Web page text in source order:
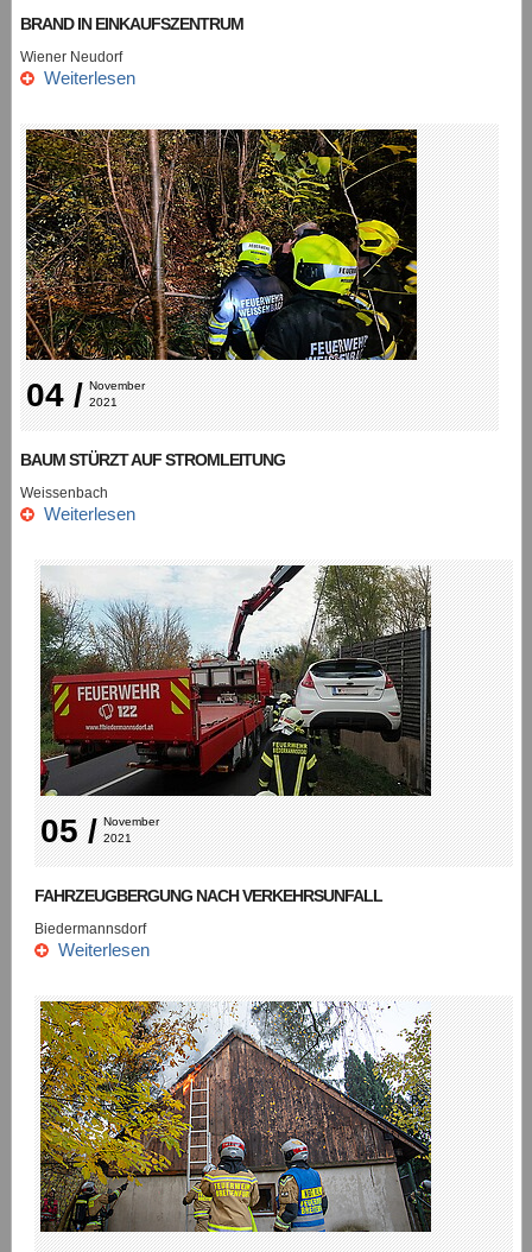
BRAND IN EINKAUFSZENTRUM
Wiener Neudorf
Weiterlesen
04 / November
2021
BAUM STÜRZT AUF STROMLEITUNG
Weissenbach
Weiterlesen
05 / November
2021
FAHRZEUGBERGUNG NACH VERKEHRSUNFALL
Biedermannsdorf
Weiterlesen